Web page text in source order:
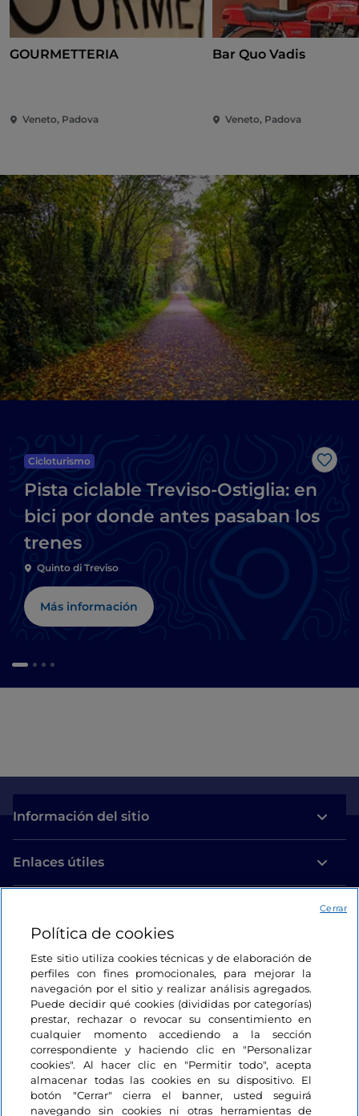
GOURMETTERIA
Veneto, Padova
Bar Quo Vadis
Veneto, Padova
Me
Cicloturismo
Pista ciclable Treviso-Ostiglia: en
bici por donde antes pasaban los
trenes
Quinto di Treviso
Más información
Información del sitio
Enlaces útiles
Estamos en contacto
Política de cookies
Este sitio utiliza cookies técnicas y de elaboración de
perfiles con fines promocionales, para mejorar la
navegación por el sitio y realizar análisis agregados.
Puede decidir qué cookies (divididas por categorías)
prestar, rechazar o revocar su consentimiento en
cualquier momento accediendo a la sección
correspondiente y haciendo clic en "Personalizar
cookies". Al hacer clic en "Permitir todo", acepta
almacenar todas las cookies en su dispositivo. El
botón "Cerrar" cierra el banner, usted seguirá
navegando sin cookies ni otras herramientas de
Cerrar